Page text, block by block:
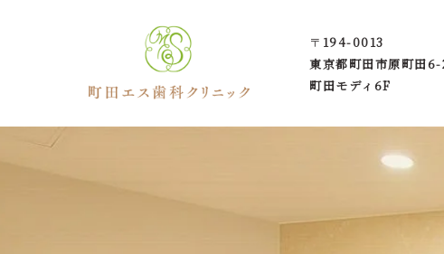
〒 194-0013
東京都町田市原町田
町田モディ6F